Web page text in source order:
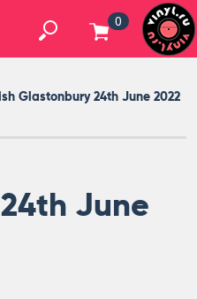
0
Glastonbury 24th June 2022
June